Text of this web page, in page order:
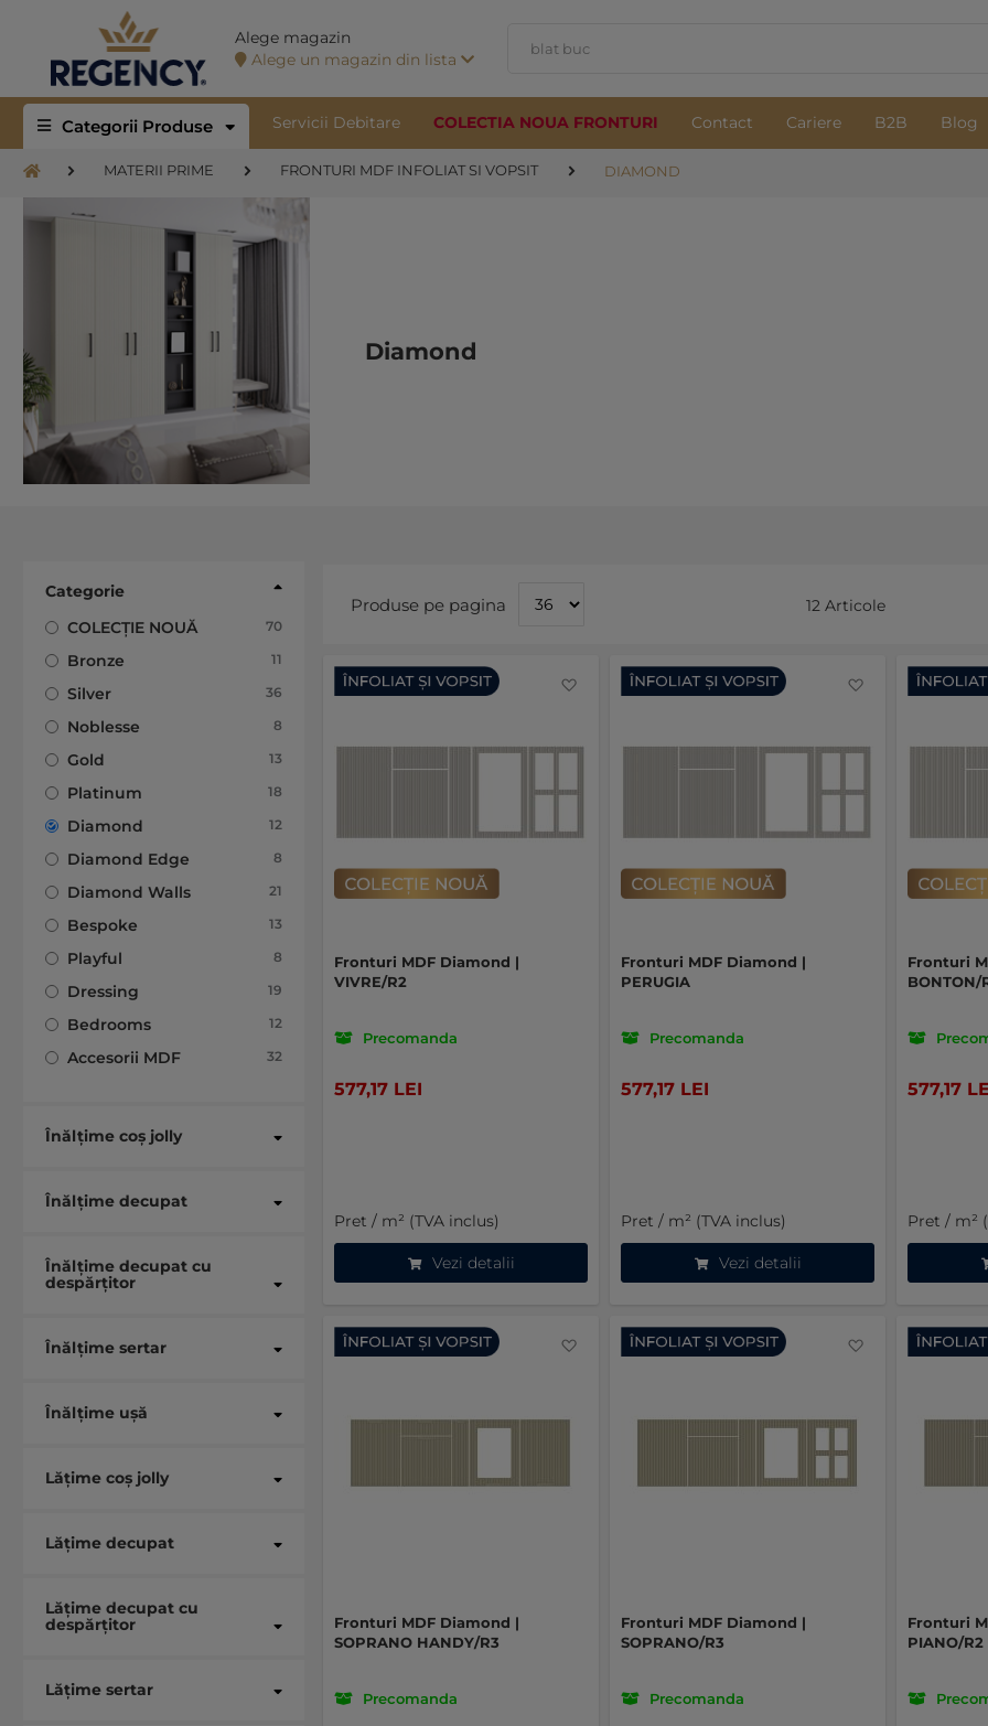
Alege magazin
Alege un magazin din lista
Categorii Produse Servicii Debitare COLECTIA NOUA FRONTURI Contact Cariere B2B Blog
MATERII PRIME FRONTURI MDF INFOLIAT SI VOPSIT DIAMOND
Diamond
Produse pe pagina 12Articole
Fronturi MDF Diamond |
VIVRE/R2
Precomanda
577,17 LEI
Pret / m² (TVA inclus)
Vezi detalii
Favorite
Fronturi MDF Diamond |
PERUGIA
Precomanda
577,17 LEI
Pret / m² (TVA inclus)
Vezi detalii
Favorite
Fronturi
BONTON/
577,17
Pret / m²
Fronturi MDF Diamond |
SOPRANO HANDY/R3
Precomanda
Favorite
Fronturi MDF Diamond |
SOPRANO/R3
Precomanda
Favorite
Fronturi
PIANO/R2
Categorie
COLECȚIE NOUĂ
70
articole
Bronze 11
articole
Silver 36
articole
Noblesse 8
articole
Gold 13
articole
Platinum 18
articole
Diamond 12
articole
Diamond Edge 8
articole
Diamond Walls 21
articole
Bespoke 13
articole
Playful 8
articole
Dressing 19
articole
Bedrooms 12
articole
Accesorii MDF 32
articole
Înălțime coș jolly
Înălțime decupat
Înălțime decupat cu
despărțitor
Înălțime sertar
Înălțime ușă
Lățime coș jolly
Lățime decupat
Lățime decupat cu
despărțitor
Lățime sertar